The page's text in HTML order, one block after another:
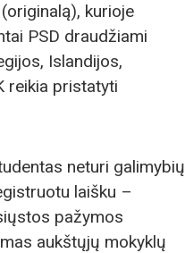
kurioje
PSD draudžiami
Islandijos,
reikia pristatyti
neturi galimybių
laišku –
pažymos
aukštųjų mokyklų